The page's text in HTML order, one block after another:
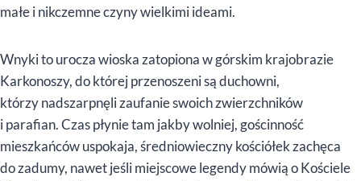
małe i nikczemne czyny wielkimi ideami.
Wnyki to urocza wioska zatopiona w górskim krajobrazie
Karkonoszy, do której przenoszeni są duchowni,
którzy nadszarpnęli zaufanie swoich zwierzchników
i parafian. Czas płynie tam jakby wolniej, gościnność
mieszkańców uspokaja, średniowieczny kościółek zachęca
do zadumy, nawet jeśli miejscowe legendy mówią o Kościele